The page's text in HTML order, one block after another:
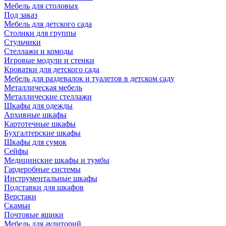
Мебель для столовых
Под заказ
Мебель для детского сада
Столики для группы
Стульчики
Стеллажи и комоды
Игровые модули и стенки
Кроватки для детского сада
Мебель для раздевалок и туалетов в детском саду
Металлическая мебель
Металлические стеллажи
Шкафы для одежды
Архивные шкафы
Картотечные шкафы
Бухгалтерские шкафы
Шкафы для сумок
Сейфы
Медицинские шкафы и тумбы
Гардеробные системы
Инструментальные шкафы
Подставки для шкафов
Верстаки
Скамьи
Почтовые ящики
Мебель для аудиторий